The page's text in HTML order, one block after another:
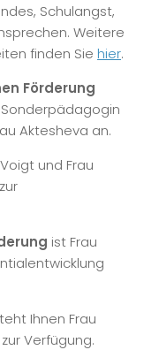
Schulangst,
Weitere
finden Sie hier.
Förderung
Aktesheva an.
und Frau
ist Frau
Ihnen Frau
Verfügung.